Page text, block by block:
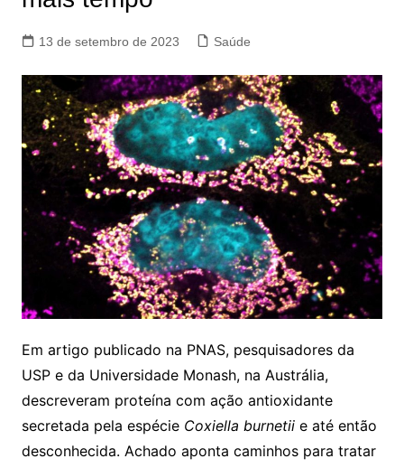
13 de setembro de 2023 Saúde
Em artigo publicado na PNAS, pesquisadores da
USP e da Universidade Monash, na Austrália,
descreveram proteína com ação antioxidante
secretada pela espécie Coxiella burnetiie até então
desconhecida. Achado aponta caminhos para tratar